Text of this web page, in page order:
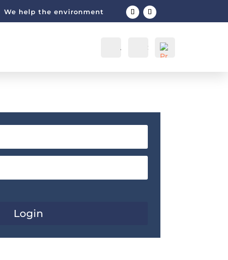
We help the environment
AccesoSearch
Login